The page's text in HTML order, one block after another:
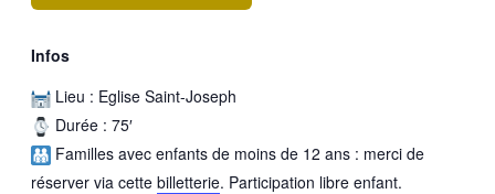
Infos
Lieu : EgliseSaint-Joseph
Durée : 75′
Familles avec enfants de moins de 12 ans : merci de
réserver via cette billetterie. Participation libre enfant.